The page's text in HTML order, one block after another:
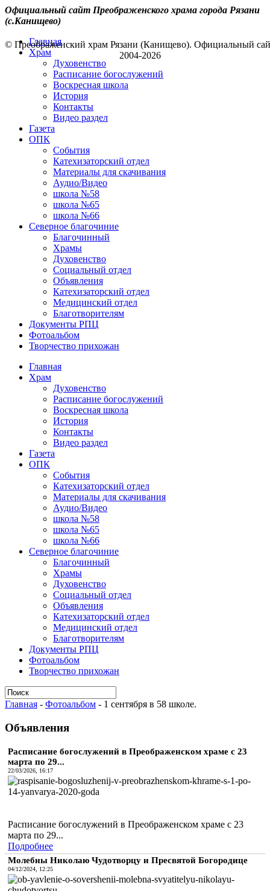
Официальный сайт Преображенского храма города Рязани
(с.Канищево)
Главная
Храм
Духовенство
Расписание богослужений
Воскресная школа
История
Контакты
Видео раздел
Газета
ОПК
События
Катехизаторский отдел
Материалы для скачивания
Аудио/Видео
школа №58
школа №65
школа №66
Северное благочиние
Благочинный
Храмы
Духовенство
Социальный отдел
Объявления
Катехизаторский отдел
Медицинский отдел
Благотворителям
Документы РПЦ
Фотоальбом
Творчество прихожан
Главная
Храм
Духовенство
Расписание богослужений
Воскресная школа
История
Контакты
Видео раздел
Газета
ОПК
События
Катехизаторский отдел
Материалы для скачивания
Аудио/Видео
школа №58
школа №65
школа №66
Северное благочиние
Благочинный
Храмы
Духовенство
Социальный отдел
Объявления
Катехизаторский отдел
Медицинский отдел
Благотворителям
Документы РПЦ
Фотоальбом
Творчество прихожан
Главная - Фотоальбом - 1 сентября в 58 школе.
Объявления
Расписание богослужений в Преображенском храме с 23
марта по 29...
22/03/2026, 16:17
Расписание богослужений в Преображенском храме с 23
марта по 29...
Подробнее
Молебны Николаю Чудотворцу и Пресвятой Богородице
04/12/2024, 12:25
© Преображенский храм Рязани (Канищево). Официальный
2004-2026